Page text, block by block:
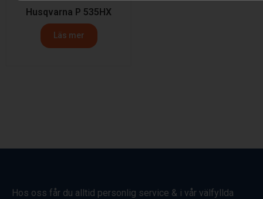
Husqvarna P 535HX
Läs mer
Hos oss får du alltid personlig service & i vår välfyllda